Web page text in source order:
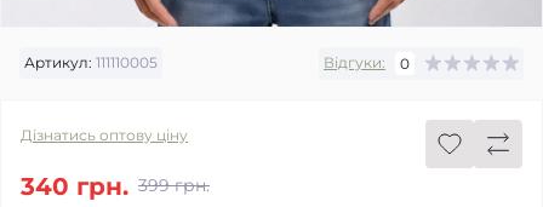
Артикул: 111110005 Відгуки: 0
Дізнатись оптову ціну
399 грн.
340 грн.